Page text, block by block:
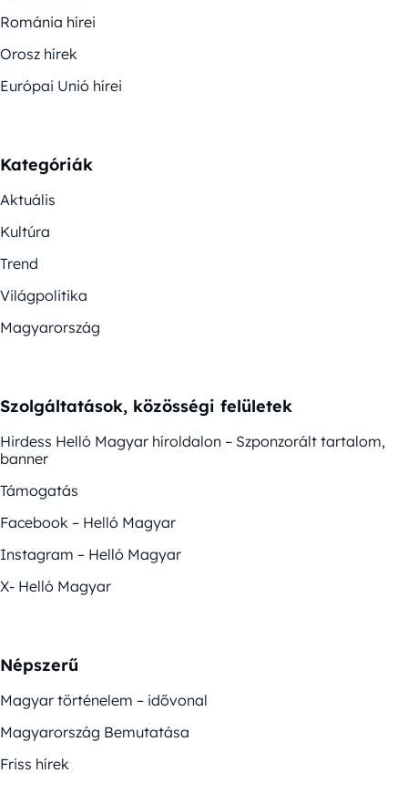
Románia hírei
Orosz hírek
Európai Unió hírei
Kategóriák
Aktuális
Kultúra
Trend
Világpolitika
Magyarország
Szolgáltatások, közösségi felületek
Hirdess Helló Magyar híroldalon – Szponzorált tartalom,
banner
Támogatás
Facebook – Helló Magyar
Instagram – Helló Magyar
X- Helló Magyar
Népszerű
Magyar történelem – idővonal
Magyarország Bemutatása
Friss hírek